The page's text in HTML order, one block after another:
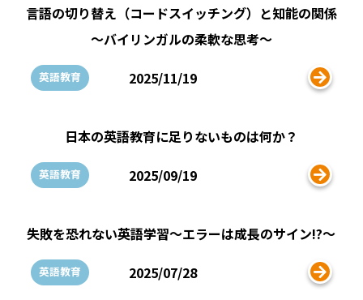
言語の切り替え（コードスイッチング）と知能の関係
～バイリンガルの柔軟な思考～
英語教育 2025/11/19
日本の英語教育に足りないものは何か？
英語教育 2025/09/19
失敗を恐れない英語学習～エラーは成長のサイン!?～
英語教育 2025/07/28